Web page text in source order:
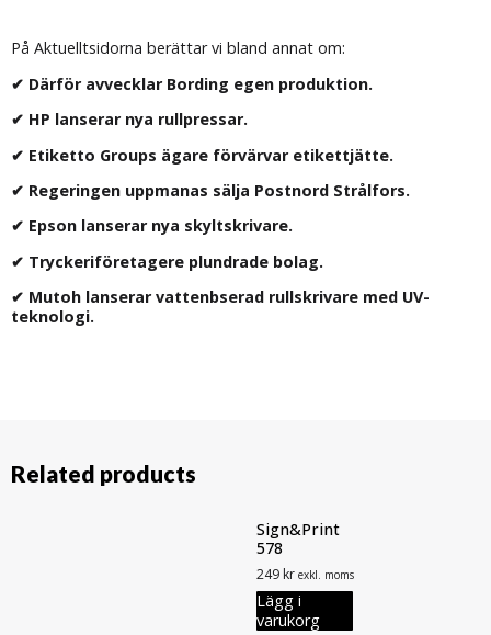
På Aktuelltsidorna berättar vi bland annat om:
✔ Därför avvecklar Bording egen produktion.
✔ HP lanserar nya rullpressar.
✔ Etiketto Groups ägare förvärvar etikettjätte.
✔ Regeringen uppmanas sälja Postnord Strålfors.
✔ Epson lanserar nya skyltskrivare.
✔ Tryckeriföretagere plundrade bolag.
✔ Mutoh lanserar vattenbserad rullskrivare med UV-
teknologi.
Related products
Sign&Print
578
249kr exkl. moms
Lägg i
varukorg